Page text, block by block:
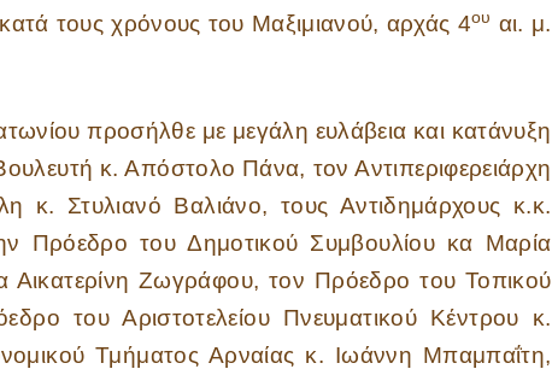
τους χρόνους του Μαξιμιανού, αρχάς 4ου αι. μ.
με μεγάλη ευλάβεια και κατάνυξη
κ. Απόστολο Πάνα, τον Αντιπεριφερειάρχη
κ. Στυλιανό Βαλιάνο, τους Αντιδημάρχους κ.κ.
Πρόεδρο του Δημοτικού Συμβουλίου κα Μαρία
Αικατερίνη Ζωγράφου, τον Πρόεδρο του Τοπικού
του Αριστοτελείου Πνευματικού Κέντρου κ.
Τμήματος Αρναίας κ. Ιωάννη Μπαμπαΐτη,